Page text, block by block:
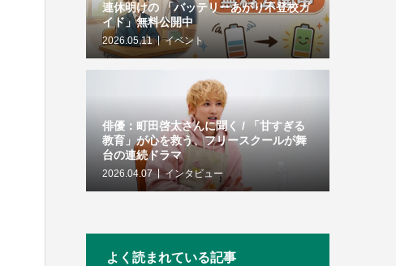
連休明けの 「バッテリーあがり不登校ガ
イド」無料公開中
2026.05.11 イベント
俳優：町田啓太さんに聞く / 「甘すぎる
教育」が心を救う、フリースクールが舞
台の連続ドラマ
2026.04.07 インタビュー
よく読まれている記事